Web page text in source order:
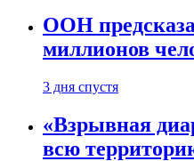
ООН
миллионов
3 дня спустя
«Взрывная
всю